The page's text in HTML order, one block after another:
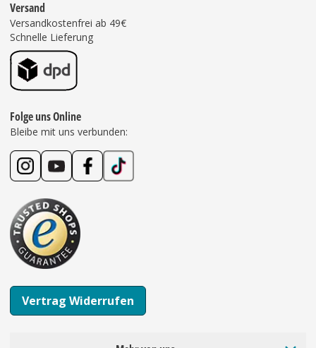
Versand
Versandkostenfrei ab 49€
Schnelle Lieferung
Folge uns Online
Bleibe mit uns verbunden:
Vertrag Widerrufen